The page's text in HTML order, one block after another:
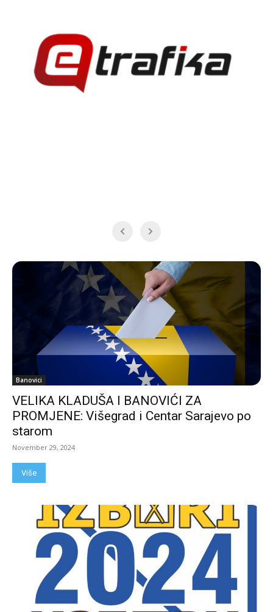
Banovici
VELIKA KLADUŠA I BANOVIĆI ZA
PROMJENE: Višegrad i Centar Sarajevo po
starom
November 29, 2024
Više